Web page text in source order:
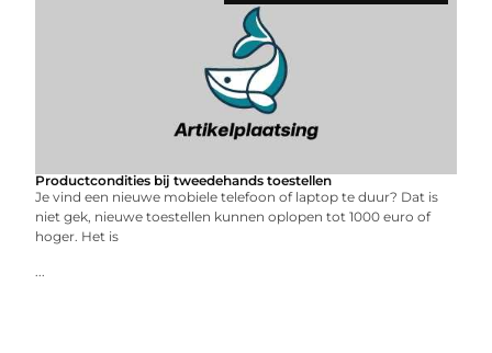
Productcondities bij tweedehands toestellen
Je vind een nieuwe mobiele telefoon of laptop te duur? Dat is
niet gek, nieuwe toestellen kunnen oplopen tot 1000 euro of
hoger. Het is
...